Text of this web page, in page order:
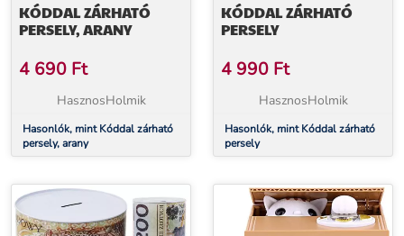
KÓDDAL ZÁRHATÓ
PERSELY, ARANY
4 690 Ft
HasznosHolmik
Hasonlók, mint Kóddal zárható
persely, arany
KÓDDAL ZÁRHATÓ
PERSELY
4 990 Ft
HasznosHolmik
Hasonlók, mint Kóddal zárható
persely